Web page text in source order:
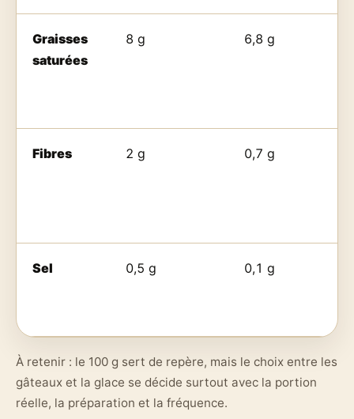
Graisses
saturées
8 g 6,8 g
Fibres 2 g 0,7 g
Sel 0,5 g 0,1 g
À retenir : le 100 g sert de repère, mais le choix entre les
gâteaux et la glace se décide surtout avec la portion
réelle, la préparation et la fréquence.